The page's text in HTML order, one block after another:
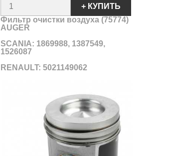
+ КУПИТЬ
Фильтр очистки воздуха (75774)
AUGER
SCANIA: 1869988, 1387549,
1526087
RENAULT: 5021149062